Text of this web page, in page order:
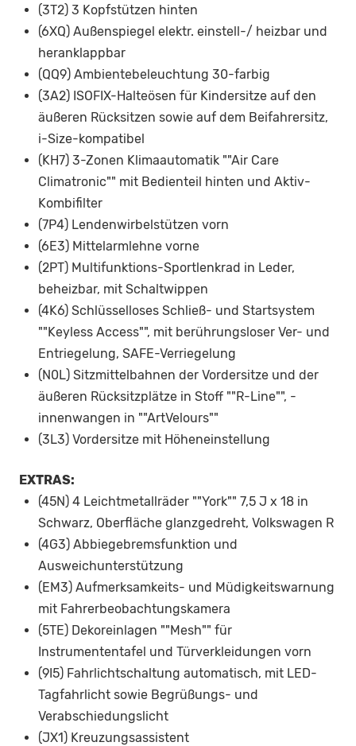
(3T2) 3 Kopfstützen hinten
(6XQ) Außenspiegel elektr. einstell-/ heizbar und
heranklappbar
(QQ9) Ambientebeleuchtung 30-farbig
(3A2) ISOFIX-Halteösen für Kindersitze auf den
äußeren Rücksitzen sowie auf dem Beifahrersitz,
i-Size-kompatibel
(KH7) 3-Zonen Klimaautomatik ""Air Care
Climatronic"" mit Bedienteil hinten und Aktiv-
Kombifilter
(7P4) Lendenwirbelstützen vorn
(6E3) Mittelarmlehne vorne
(2PT) Multifunktions-Sportlenkrad in Leder,
beheizbar, mit Schaltwippen
(4K6) Schlüsselloses Schließ- und Startsystem
""Keyless Access"", mit berührungsloser Ver- und
Entriegelung, SAFE-Verriegelung
(N0L) Sitzmittelbahnen der Vordersitze und der
äußeren Rücksitzplätze in Stoff ""R-Line"", -
innenwangen in ""ArtVelours""
(3L3) Vordersitze mit Höheneinstellung
EXTRAS:
(45N) 4 Leichtmetallräder ""York"" 7,5 J x 18 in
Schwarz, Oberfläche glanzgedreht, Volkswagen R
(4G3) Abbiegebremsfunktion und
Ausweichunterstützung
(EM3) Aufmerksamkeits- und Müdigkeitswarnung
mit Fahrerbeobachtungskamera
(5TE) Dekoreinlagen ""Mesh"" für
Instrumententafel und Türverkleidungen vorn
(9I5) Fahrlichtschaltung automatisch, mit LED-
Tagfahrlicht sowie Begrüßungs- und
Verabschiedungslicht
(JX1) Kreuzungsassistent